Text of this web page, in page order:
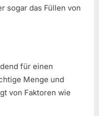
sogar das Füllen von
für einen
Menge und
von Faktoren wie